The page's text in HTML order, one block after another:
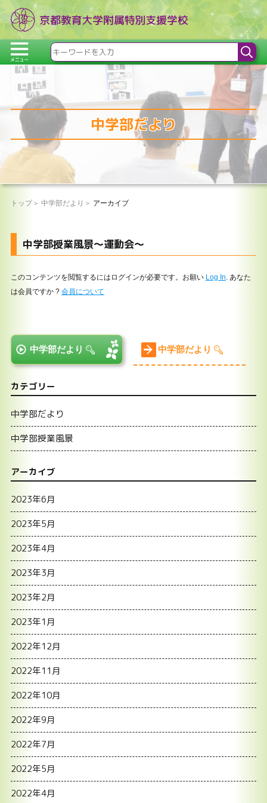
中学部だより
トップ 中学部だより アーカイブ
中学部授業風景～運動会～
このコンテンツを閲覧するにはログインが必要です。お願い Log In. あなた
は会員ですか ? 会員について
中学部だより 中学部だより
カテゴリー
中学部だより
中学部授業風景
アーカイブ
2023年6月
2023年5月
2023年4月
2023年3月
2023年2月
2023年1月
2022年12月
2022年11月
2022年10月
2022年9月
2022年7月
2022年5月
2022年4月